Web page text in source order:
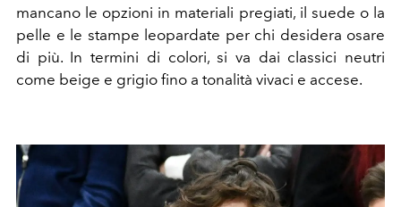
mancano le opzioni in materiali pregiati, il suede o la
pelle e le stampe leopardate per chi desidera osare
di più. In termini di colori, si va dai classici neutri
come beige e grigio fino a tonalità vivaci e accese.